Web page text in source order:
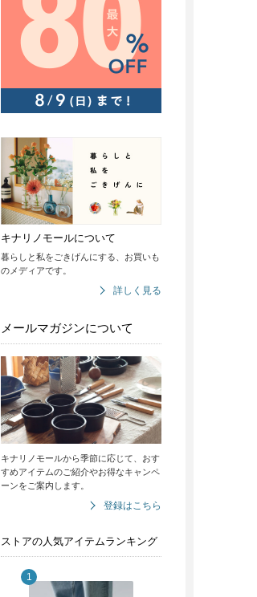
キナリノモールについて
暮らしと私をごきげんにする、お買いも
のメディアです。
詳しく見る
メールマガジンについて
キナリノモールから季節に応じて、おす
すめアイテムのご紹介やお得なキャンペ
ーンをご案内します。
登録はこちら
ストアの人気アイテムランキング